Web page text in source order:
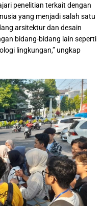
penelitian terkait dengan
yang menjadi salah satu
arsitektur dan desain
bidang-bidang lain seperti
lingkungan,” ungkap